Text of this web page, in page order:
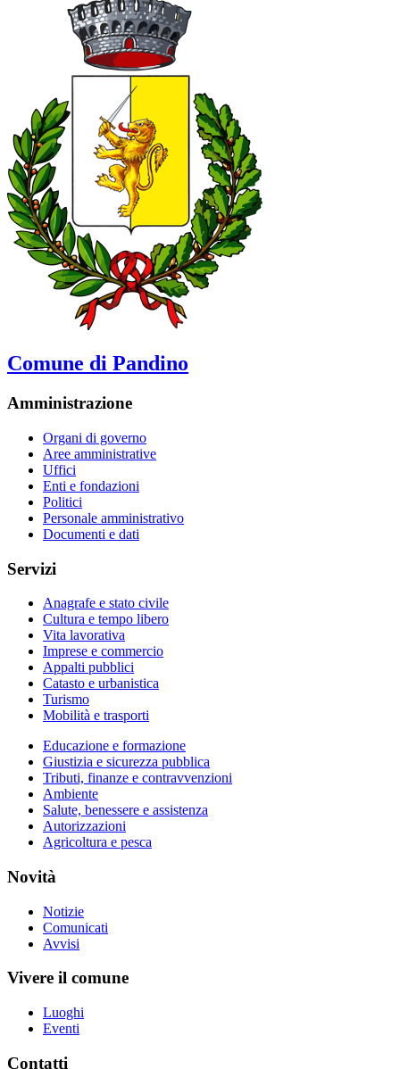
Comune di Pandino
Amministrazione
Organi di governo
Aree amministrative
Uffici
Enti e fondazioni
Politici
Personale amministrativo
Documenti e dati
Servizi
Anagrafe e stato civile
Cultura e tempo libero
Vita lavorativa
Imprese e commercio
Appalti pubblici
Catasto e urbanistica
Turismo
Mobilità e trasporti
Educazione e formazione
Giustizia e sicurezza pubblica
Tributi, finanze e contravvenzioni
Ambiente
Salute, benessere e assistenza
Autorizzazioni
Agricoltura e pesca
Novità
Notizie
Comunicati
Avvisi
Vivere il comune
Luoghi
Eventi
Contatti